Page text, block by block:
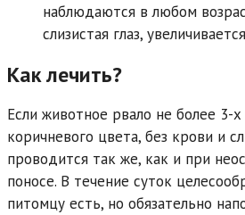
наблюдаются в любом
слизистая глаз,
Как лечить?
Если животное рвало не более 3-х
коричневого цвета, без крови и
проводится так же, как и при
поносе. В течение суток
питомцу есть, но обязательно